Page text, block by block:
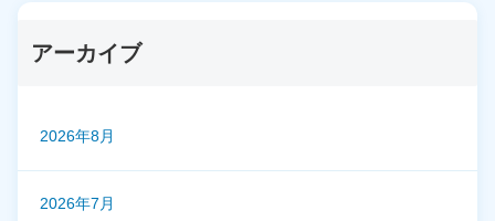
アーカイブ
2026年8月
2026年7月